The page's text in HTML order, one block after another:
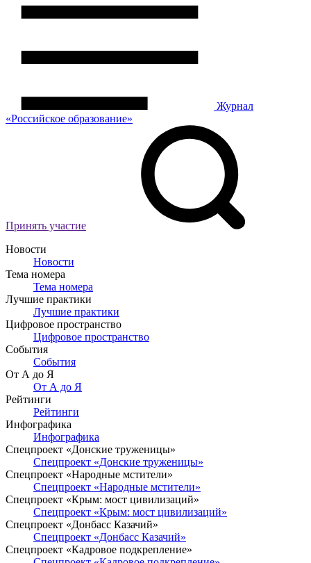
Журнал
«Российское образование»
Принять участие
Новости
Новости
Тема номера
Тема номера
Лучшие практики
Лучшие практики
Цифровое пространство
Цифровое пространство
События
События
От А до Я
От А до Я
Рейтинги
Рейтинги
Инфографика
Инфографика
Спецпроект «Донские труженицы»
Спецпроект «Донские труженицы»
Спецпроект «Народные мстители»
Спецпроект «Народные мстители»
Спецпроект «Крым: мост цивилизаций»
Спецпроект «Крым: мост цивилизаций»
Спецпроект «Донбасс Казачий»
Спецпроект «Донбасс Казачий»
Спецпроект «Кадровое подкрепление»